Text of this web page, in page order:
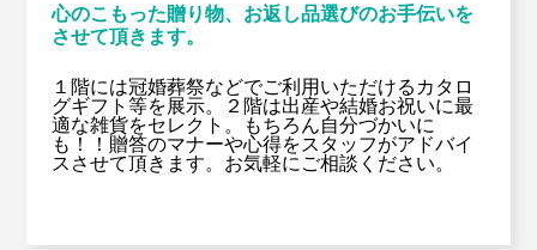
心のこもった贈り物、お返し品選びのお手伝いを
させて頂きます。
１階には冠婚葬祭などでご利用いただけるカタロ
グギフト等を展示。２階は出産や結婚お祝いに最
適な雑貨をセレクト。もちろん自分づかいに
も！！贈答のマナーや心得をスタッフがアドバイ
スさせて頂きます。お気軽にご相談ください。
小規模企業共済制度
中小企業倒産防止共済制度
特定退職金共済制度